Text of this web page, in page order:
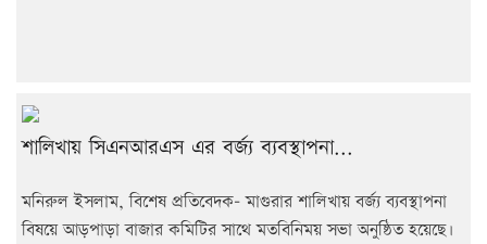
শালিখায় সিএনআরএস এর বর্জ্য ব্যবস্থাপনা...
মনিরুল ইসলাম, বিশেষ প্রতিবেদক- মাগুরার শালিখায় বর্জ্য ব্যবস্থাপনা
বিষয়ে আড়পাড়া বাজার কমিটির সাথে মতবিনিময় সভা অনুষ্ঠিত হয়েছে৷